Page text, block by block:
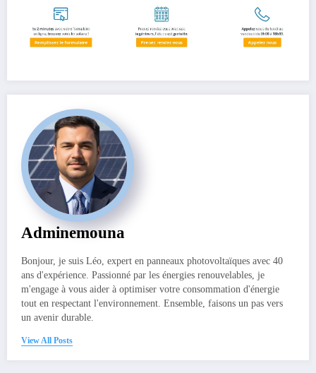
Adminemouna
Bonjour, je suis Léo, expert en panneaux photovoltaïques avec 40
ans d'expérience. Passionné par les énergies renouvelables, je
m'engage à vous aider à optimiser votre consommation d'énergie
tout en respectant l'environnement. Ensemble, faisons un pas vers
un avenir durable.
View All Posts